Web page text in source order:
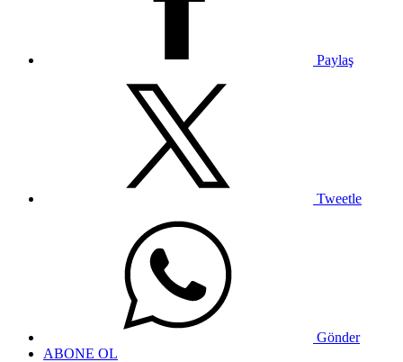
Paylaş
Tweetle
Gönder
ABONE OL